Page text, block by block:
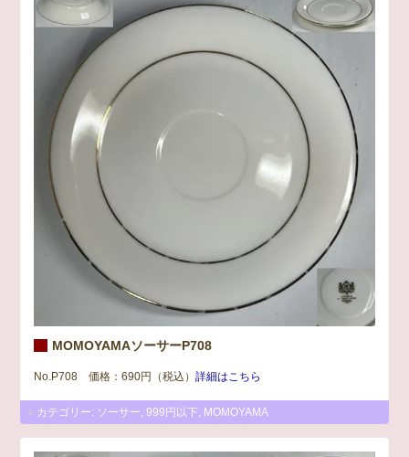
MOMOYAMAソーサーP708
No.P708 価格：690円（税込）詳細はこちら
カテゴリー: ソーサー,999円以下 , MOMOYAMA